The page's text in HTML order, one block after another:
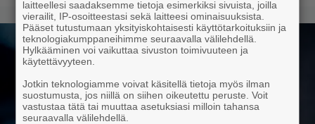
laitteellesi saadaksemme tietoja esimerkiksi sivuista, joilla
vierailit, IP-osoitteestasi sekä laitteesi ominaisuuksista.
Pääset tutustumaan yksityiskohtaisesti käyttötarkoituksiin ja
teknologiakumppaneihimme seuraavalla välilehdellä.
Hylkääminen voi vaikuttaa sivuston toimivuuteen ja
käytettävyyteen.
Jotkin teknologiamme voivat käsitellä tietoja myös ilman
suostumusta, jos niillä on siihen oikeutettu peruste. Voit
vastustaa tätä tai muuttaa asetuksiasi milloin tahansa
seuraavalla välilehdellä.